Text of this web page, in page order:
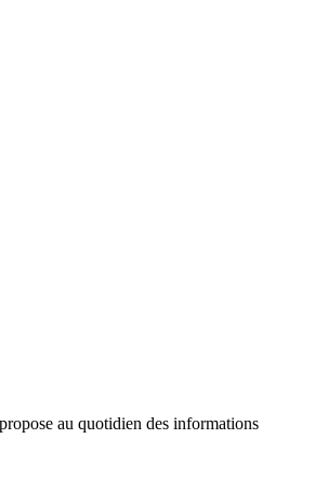
au quotidien des informations